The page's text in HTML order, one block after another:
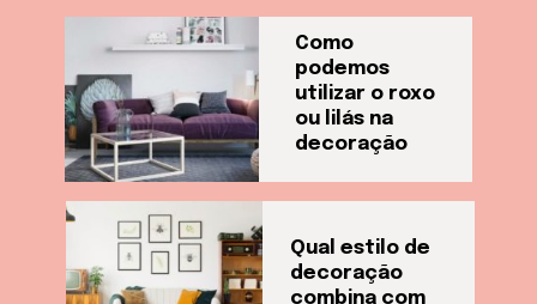
Como
podemos
utilizar o roxo
ou lilás na
decoração
Qual estilo de
decoração
combina com